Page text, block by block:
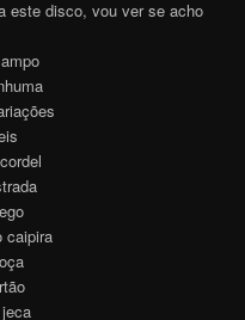
este disco, vou ver se acho
caipira